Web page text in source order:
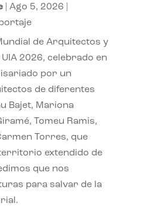
| Ago 5, 2026
de Arquitectos y
2026, celebrado en
por un
de diferentes
Bajet, Mariona
Tomeu Ramis,
Torres, que
extendido de
que nos
para salvar de la